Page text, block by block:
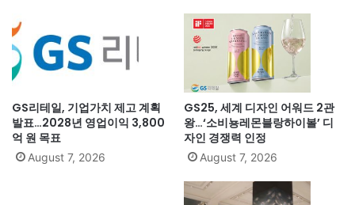
GS리테일, 기업가치 제고 계획
발표…2028년 영업이익 3,800
억 원 목표
August 7, 2026
GS25, 세계 디자인 어워드 2관
왕…‘소비뇽레몬블랑하이볼’ 디
자인 경쟁력 인정
August 7, 2026